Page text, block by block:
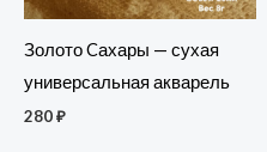
Золото Cахары — сухая
универсальная акварель
280₽